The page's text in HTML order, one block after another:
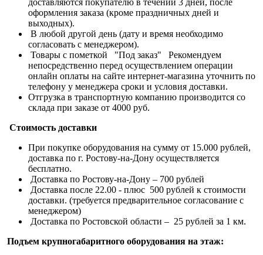
оформления заказа (кроме праздничных дней и
выходных).
В любой другой день (дату и время необходимо
согласовать с менеджером).
Товары с пометкой "Под заказ" Рекомендуем
непосредственно перед осуществлением операции
онлайн оплаты на сайте интернет-магазина уточнить по
телефону у менеджера сроки и условия доставки.
Отгрузка в транспортную компанию производится со
склада при заказе от 4000 руб.
Стоимость доставки
При покупке оборудования на сумму от 15.000 рублей,
доставка по г. Ростову-на-Дону осуществляется
бесплатно.
Доставка по Ростову-на-Дону – 700 рублей
Доставка после 22.00 - плюс 500 рублей к стоимости
доставки. (требуется предварительное согласование с
менеджером)
Доставка по Ростовской области – 25 рублей за 1 км.
Подъем крупногабаритного оборудования на этаж: